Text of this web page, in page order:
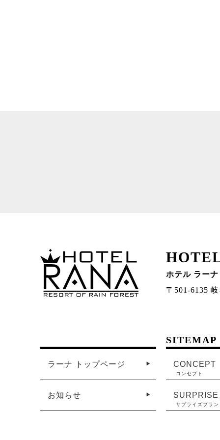
ホテル ラーナ
〒501-6135
ラーナ トップページ
お知らせ
SITEMAP
CONCEPT
コンセプト
サプライズプラン